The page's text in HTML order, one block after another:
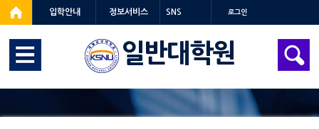
입학안내 정보서비스 SNS 로그인
일반대학원